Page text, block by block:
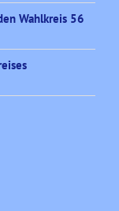
Wahlkreis 56